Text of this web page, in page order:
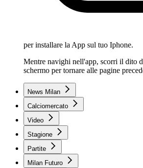
per installare la App sul tuo Iphone.
Mentre navighi nell'app, scorri il dito
schermo per tornare alle pagine
News Milan
Calciomercato
Video
Stagione
Partite
Milan Futuro